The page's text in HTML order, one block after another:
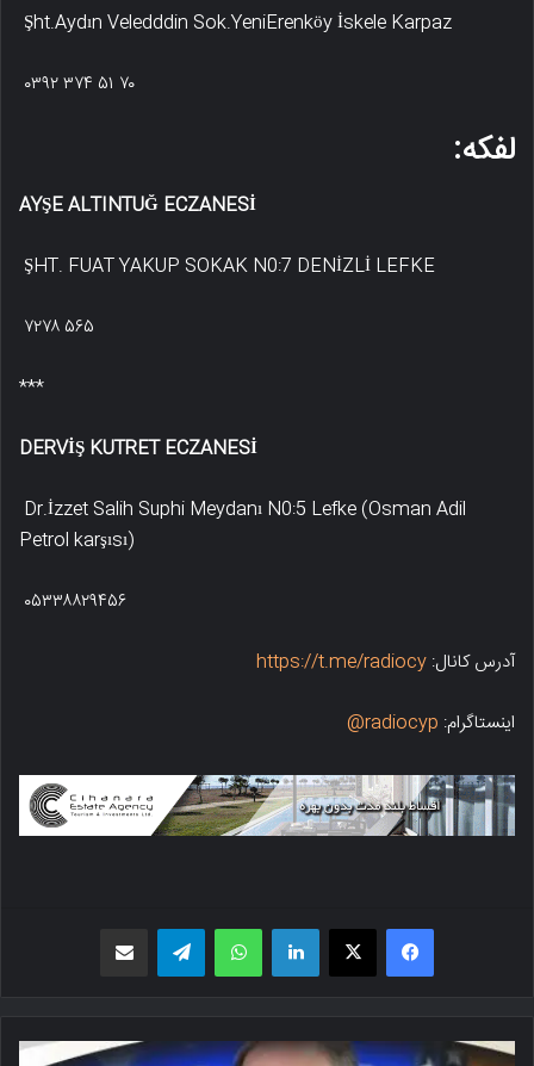
Şht.Aydın Veledddin Sok.YeniErenköy İskele Karpaz
۰۳۹۲ ۳۷۴ ۵۱ ۷۰
لفکه:
AYŞE ALTINTUĞ ECZANESİ
ŞHT. FUAT YAKUP SOKAK N0:7 DENİZLİ LEFKE
۷۲۷۸ ۵۶۵
***
DERVİŞ KUTRET ECZANESİ
Dr.İzzet Salih Suphi Meydanı N0:5 Lefke (Osman Adil
Petrol karşısı)
۰۵۳۳۸۸۲۹۴۵۶
آدرس کانال: https://t.me/radiocy
اینستاگرام: radiocyp@
فیسبوک X لینکدین واتس اپ تلگرام